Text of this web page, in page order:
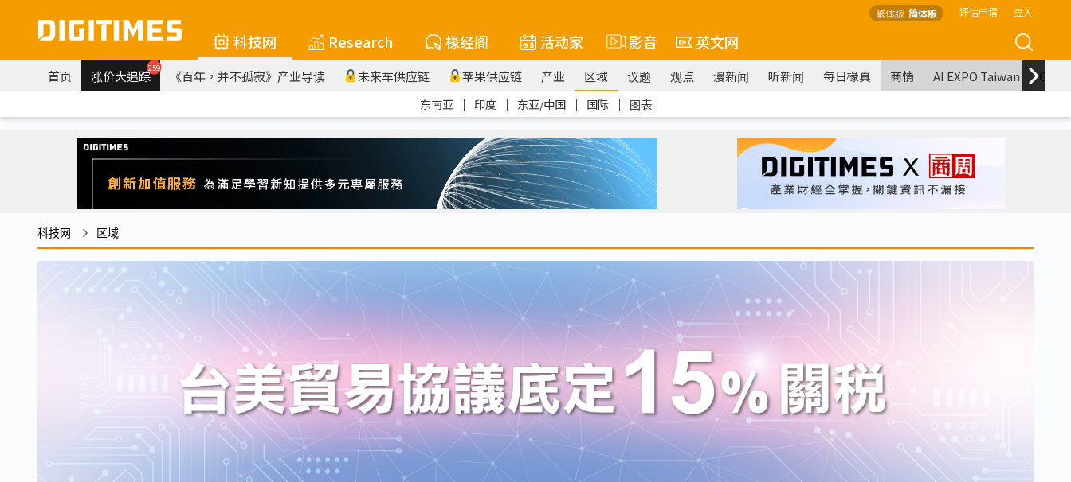
繁体版 简体版 评估申请 登入
科技网 Research 椽经阁 活动家 影音 英文网
首页 涨价大追踪259 《百年，并不孤寂》产业导读 未来车供应链 苹果供应链 产业 区域 议题 观点 漫新闻 听新闻 每日椽真 商情 AI EXPO Taiwan
东南亚 ｜ 印度 ｜ 东亚/中国 ｜ 国际 ｜ 图表
科技网 区域